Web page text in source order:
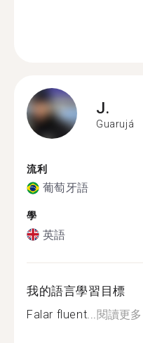
J.
Guarujá
流利
葡萄牙語
學
英語
我的語言學習目標
Falar fluent... 閱讀更多